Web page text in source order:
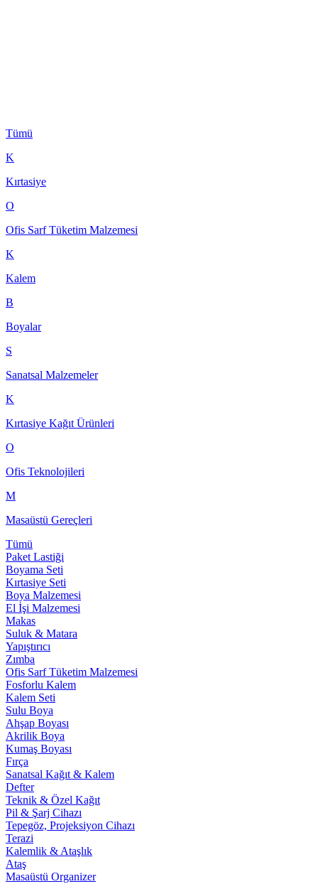
Tümü
K
Kırtasiye
O
Ofis Sarf Tüketim Malzemesi
K
Kalem
B
Boyalar
S
Sanatsal Malzemeler
K
Kırtasiye Kağıt Ürünleri
O
Ofis Teknolojileri
M
Masaüstü Gereçleri
Tümü
Paket Lastiği
Boyama Seti
Kırtasiye Seti
Boya Malzemesi
El İşi Malzemesi
Makas
Suluk & Matara
Yapıştırıcı
Zımba
Ofis Sarf Tüketim Malzemesi
Fosforlu Kalem
Kalem Seti
Sulu Boya
Ahşap Boyası
Akrilik Boya
Kumaş Boyası
Fırça
Sanatsal Kağıt & Kalem
Defter
Teknik & Özel Kağıt
Pil & Şarj Cihazı
Tepegöz, Projeksiyon Cihazı
Terazi
Kalemlik & Ataşlık
Ataş
Masaüstü Organizer